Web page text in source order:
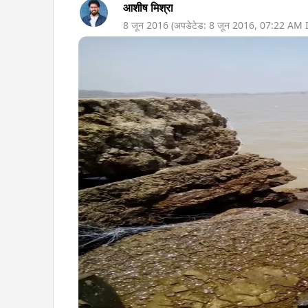
आशीष मिश्रा
8 जून 2016 (अपडेटेड: 8 जून 2016, 07:22 AM